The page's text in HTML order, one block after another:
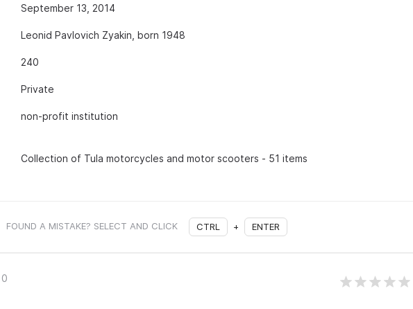
September 13, 2014
Leonid Pavlovich Zyakin, born 1948
240
Private
non-profit institution
Collection of Tula motorcycles and motor scooters - 51 items
FOUND A MISTAKE? SELECT AND CLICK CTRL + ENTER
0